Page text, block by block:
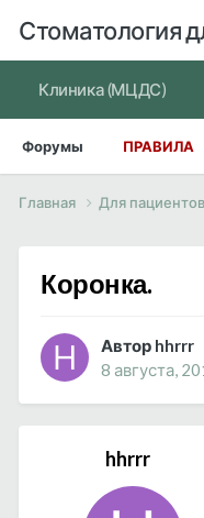
Стоматология
Клиника (МЦДС)
Форумы ПРАВИЛА
Главная Для пациентов
Коронка.
Автор hhrrr
8 августа,
hhrrr